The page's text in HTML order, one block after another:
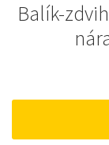
Balík-